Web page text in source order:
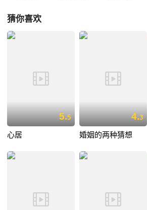
猜你喜欢
5.5
心居
4.3
婚姻的两种猜想